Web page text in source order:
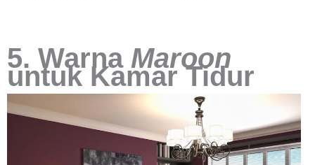
5. Warna Maroon
untuk Kamar Tidur